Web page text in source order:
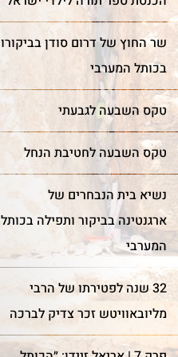
שר החוץ של דרום סודן בביקורו
בכותל המערבי
טקס השבעה לגבעתי
טקס השבעה לחטיבת הנחל
נשיא בית הנבחרים של
ארגנטינה בביקור ותפילה בכותל
המערבי
32 שנה לפטירתו של הרבי
מליובאוויטש זכר צדיק לברכה
מצווה
למורשת הכותל המערבי
אתכם לחגוג בר מצווה
בטקס מרגש ובאווירה
של אחדות וקדושה.
עוד על בר מצווה >